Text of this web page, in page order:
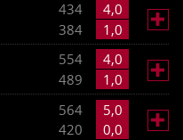
434
4,0
1,0
384

554
4,0
1,0
489

564
5,0
0,0
420
